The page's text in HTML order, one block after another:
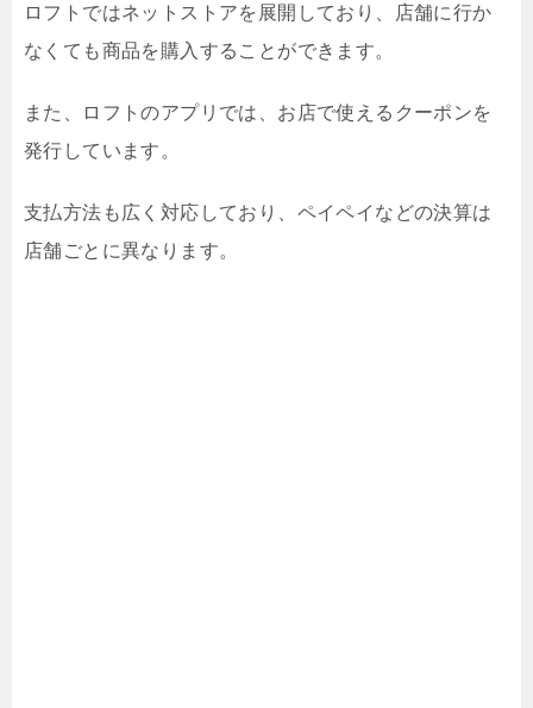
ロフトではネットストアを展開しており、店舗に行か
なくても商品を購入することができます。
また、ロフトのアプリでは、お店で使えるクーポンを
発行しています。
支払方法も広く対応しており、ペイペイなどの決算は
店舗ごとに異なります。